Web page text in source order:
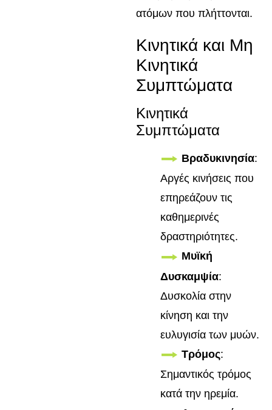
ατόμων που πλήττονται.
Κινητικά και Μη
Κινητικά
Συμπτώματα
Κινητικά
Συμπτώματα
Βραδυκινησία:
Αργές κινήσεις που
επηρεάζουν τις
καθημερινές
δραστηριότητες.
Μυϊκή
Δυσκαμψία:
Δυσκολία στην
κίνηση και την
ευλυγισία των μυών.
Τρόμος:
Σημαντικός τρόμος
κατά την ηρεμία.